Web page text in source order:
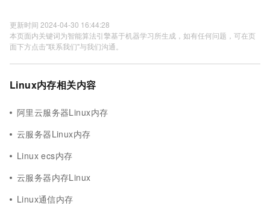
更新时间 2024-04-30 16:44:28
本页面内关键词为智能算法引擎基于机器学习所生成，如有任何问题，可在页
面下方点击"联系我们"与我们沟通。
Linux内存相关内容
阿里云服务器Linux内存
云服务器Linux内存
Linux ecs内存
云服务器内存Linux
Linux通信内存